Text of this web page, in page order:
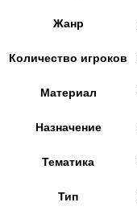
Жанр
Количество игроков
Материал
Назначение
Тематика
Тип